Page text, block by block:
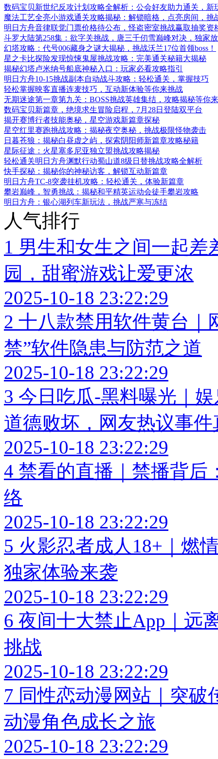
数码宝贝新世纪反攻计划攻略全解析：公会好友助力通关，新
魔法工艺全亮小游戏通关攻略揭秘：解锁暗格，点亮房间，挑
明日方舟音律联觉门票价格待公布，怪盗密室挑战赢取抽奖资
斗罗大陆第258集：欲字关挑战，唐三千仞雪巅峰对决，独家
幻塔攻略：代号006藏身之谜大揭秘，挑战沃兰17位首领boss！
星之卡比探险发现惊悚鬼屋挑战攻略：完美通关秘籍大揭秘
揭秘幻塔卢米纳号船底神秘入口：玩家必看攻略指引
明日方舟10-15挑战副本自动战斗攻略：轻松通关，掌握技巧
轻松掌握映客直播连麦技巧，互动新体验等你来挑战
无期迷途第一章第九关：BOSS挑战英雄集结，攻略揭秘等你
数码宝贝新篇章，绝境求生冒险启程，7月28日登陆双平台
揭开赛博行者技能奥秘，星空游戏新篇章探秘
星空红里赛跑挑战攻略：揭秘夜空奥秘，挑战极限怪物袭击
日暮苍狼：揭秘白昼虚之屿，探索阴阳师新篇章攻略秘籍
星际征途：火星塞多尼亚独立盟挑战攻略揭秘
轻松通关明日方舟渊默行动蜀山道8级日替挑战攻略全解析
快手探秘：揭秘你的神秘访客，解锁互动新篇章
明日方舟TC-8突袭挂机攻略：轻松通关，体验新篇章
攀岩巅峰，智勇挑战：揭秘和平精英运动会徒手攀岩攻略
明日方舟：银心湖列车新玩法，挑战严寒与冻结
人气排行
1 男生和女生之间一起差
园，甜蜜游戏让爱更浓
2025-10-18 23:22:29
2 十八款禁用软件黄台｜
禁”软件隐患与防范之道
2025-10-18 23:22:29
3 今日吃瓜-黑料曝光｜
道德败坏，网友热议事件
2025-10-18 23:22:29
4 禁看的直播｜禁播背后
络
2025-10-18 23:22:29
5 火影忍者成人18+｜燃
独家体验来袭
2025-10-18 23:22:29
6 夜间十大禁止App｜
挑战
2025-10-18 23:22:29
7 同性恋动漫网站｜突
动漫角色成长之旅
2025-10-18 23:22:29